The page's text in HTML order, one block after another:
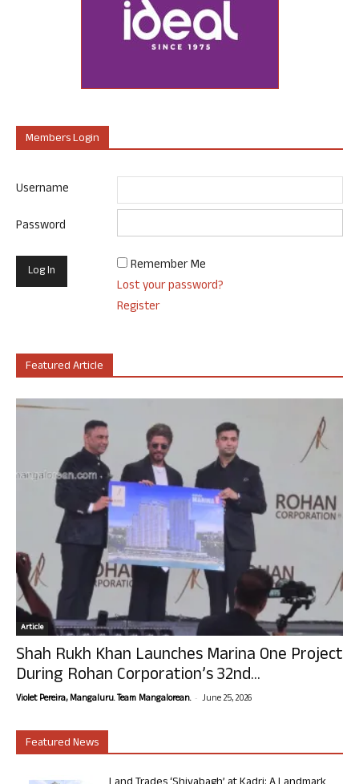
Members Login
Username
Password
Remember Me
Lost your password?
Register
Featured Article
Article
Shah Rukh Khan Launches Marina One Project
During Rohan Corporation’s 32nd...
Violet Pereira, Mangaluru. Team Mangalorean. - June 25, 2026
Featured News